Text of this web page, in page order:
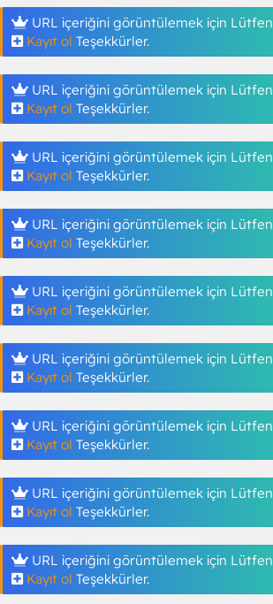
URL içeriğini görüntülemek için Lütfen
Kayıt ol Teşekkürler.
URL içeriğini görüntülemek için Lütfen
Kayıt ol Teşekkürler.
URL içeriğini görüntülemek için Lütfen
Kayıt ol Teşekkürler.
URL içeriğini görüntülemek için Lütfen
Kayıt ol Teşekkürler.
URL içeriğini görüntülemek için Lütfen
Kayıt ol Teşekkürler.
URL içeriğini görüntülemek için Lütfen
Kayıt ol Teşekkürler.
URL içeriğini görüntülemek için Lütfen
Kayıt ol Teşekkürler.
URL içeriğini görüntülemek için Lütfen
Kayıt ol Teşekkürler.
URL içeriğini görüntülemek için Lütfen
Kayıt ol Teşekkürler.